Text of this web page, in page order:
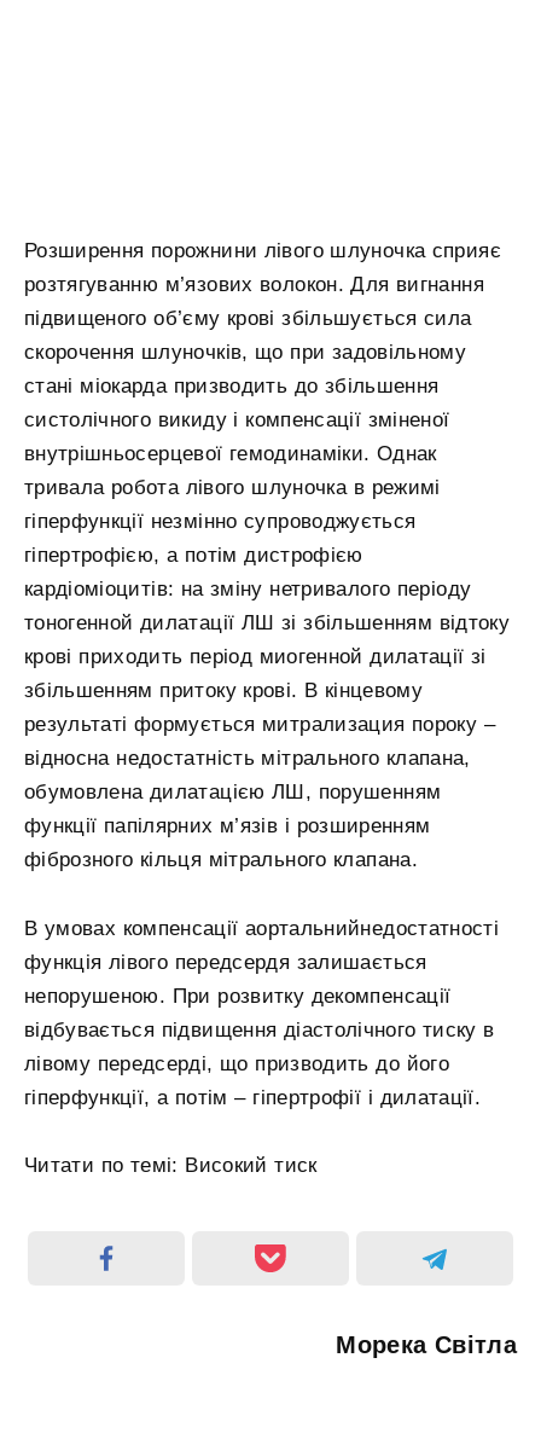
Розширення порожнини лівого шлуночка сприяє
розтягуванню м’язових волокон. Для вигнання
підвищеного об’єму крові збільшується сила
скорочення шлуночків, що при задовільному
стані міокарда призводить до збільшення
систолічного викиду і компенсації зміненої
внутрішньосерцевої гемодинаміки. Однак
тривала робота лівого шлуночка в режимі
гіперфункції незмінно супроводжується
гіпертрофією, а потім дистрофією
кардіоміоцитів: на зміну нетривалого періоду
тоногенной дилатації ЛШ зі збільшенням відтоку
крові приходить період миогенной дилатації зі
збільшенням притоку крові. В кінцевому
результаті формується митрализация пороку –
відносна недостатність мітрального клапана,
обумовлена ​​дилатацією ЛШ, порушенням
функції папілярних м’язів і розширенням
фіброзного кільця мітрального клапана.
В умовах компенсації аортальнийнедостатності
функція лівого передсердя залишається
непорушеною. При розвитку декомпенсації
відбувається підвищення діастолічного тиску в
лівому передсерді, що призводить до його
гіперфункції, а потім – гіпертрофії і дилатації.
Читати по темі: Високий тиск
Морека Світла